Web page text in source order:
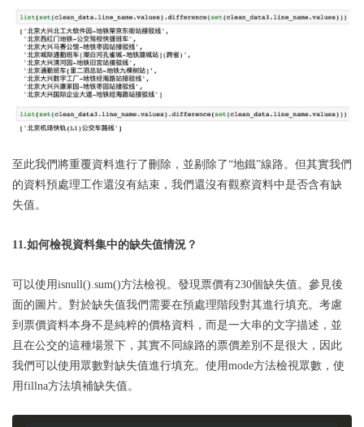
至此我們將重覆資料進行了刪除，並剔除了“地鐵”線路。但其實我們
的資料預處理工作還沒有結束，我們還沒有觀察資料中是否含有缺
失值。
11.如何檢視資料集中的缺失值情況？
可以使用isnull().sum()方法檢視。發現票價有230個缺失值。參見後
面的圖片。對於缺失值我們需要在預處理階段對其進行填充。考慮
到票價資料本身不是純粹的價格資料，而是一大串的文字描述，並
且在公交的這種場景下，其實不同線路的票價差別不是很大，因此
我們可以使用眾數對缺失值進行填充。使用mode方法檢視眾數，使
用fillna方法填補缺失值。